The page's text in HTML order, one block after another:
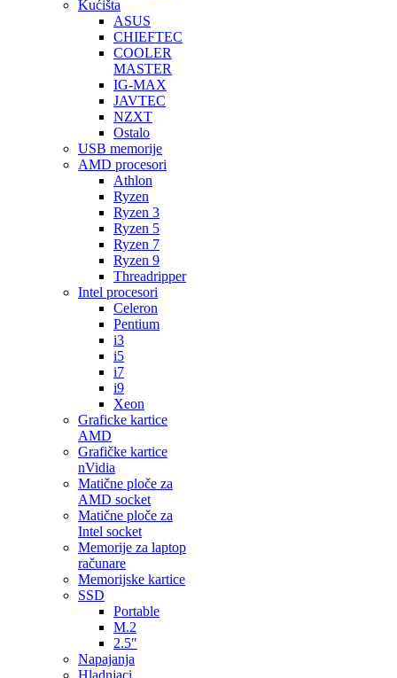
Kućišta
ASUS
CHIEFTEC
COOLER
MASTER
IG-MAX
JAVTEC
NZXT
Ostalo
USB memorije
AMD procesori
Athlon
Ryzen
Ryzen 3
Ryzen 5
Ryzen 7
Ryzen 9
Threadripper
Intel procesori
Celeron
Pentium
i3
i5
i7
i9
Xeon
Graficke kartice
AMD
Grafičke kartice
nVidia
Matične ploče za
AMD socket
Matične ploče za
Intel socket
Memorije za laptop
računare
Memorijske kartice
SSD
Portable
M.2
2.5″
Napajanja
Hladnjaci